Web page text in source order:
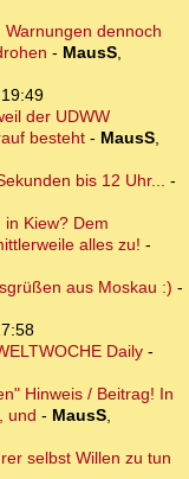
dennoch
- MausS,
der UDWW
besteht - MausS,
bis 12 Uhr... -
Kiew? Dem
alles zu! -
aus Moskau :) -
Daily-
Hinweis / Beitrag! In
und - MausS,
selbst Willen zu tun